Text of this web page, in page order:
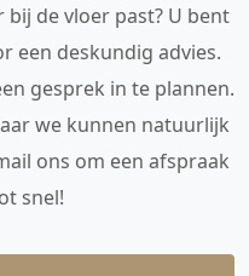
de vloer past? U bent
een deskundig advies.
gesprek in te plannen.
we kunnen natuurlijk
ons om een afspraak
snel!